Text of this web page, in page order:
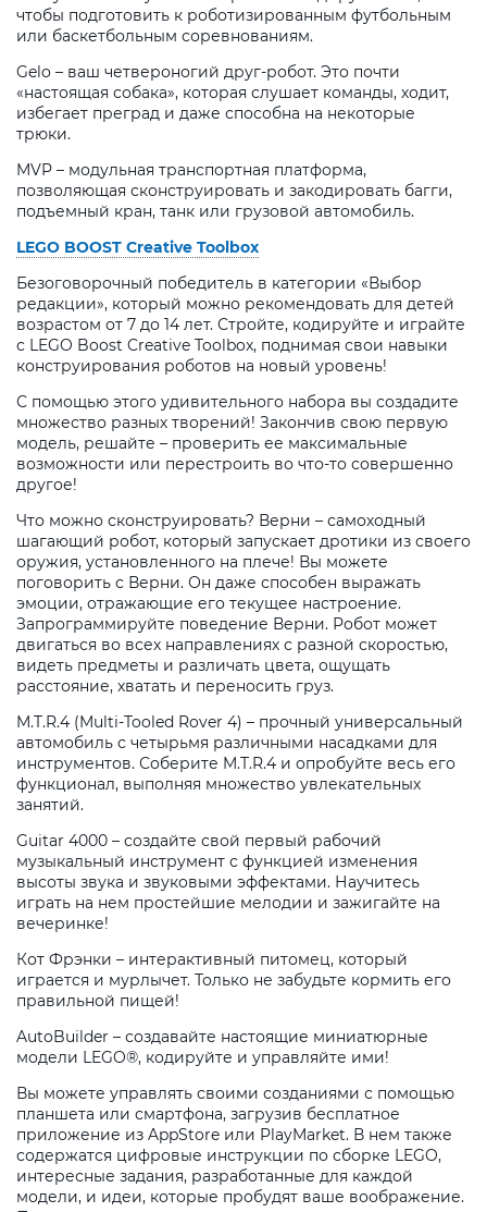
чтобы подготовить к роботизированным футбольным
или баскетбольным соревнованиям.
Gelo – ваш четвероногий друг-робот. Это почти
«настоящая собака», которая слушает команды, ходит,
избегает преград и даже способна на некоторые
трюки.
MVP – модульная транспортная платформа,
позволяющая сконструировать и закодировать багги,
подъемный кран, танк или грузовой автомобиль.
LEGO BOOST Creative Toolbox
Безоговорочный победитель в категории «Выбор
редакции», который можно рекомендовать для детей
возрастом от 7 до 14 лет. Стройте, кодируйте и играйте
с LEGO Boost Creative Toolbox, поднимая свои навыки
конструирования роботов на новый уровень!
С помощью этого удивительного набора вы создадите
множество разных творений! Закончив свою первую
модель, решайте – проверить ее максимальные
возможности или перестроить во что-то совершенно
другое!
Что можно сконструировать? Верни – самоходный
шагающий робот, который запускает дротики из своего
оружия, установленного на плече! Вы можете
поговорить с Верни. Он даже способен выражать
эмоции, отражающие его текущее настроение.
Запрограммируйте поведение Верни. Робот может
двигаться во всех направлениях с разной скоростью,
видеть предметы и различать цвета, ощущать
расстояние, хватать и переносить груз.
M.T.R.4 (Multi-Tooled Rover 4) – прочный универсальный
автомобиль с четырьмя различными насадками для
инструментов. Соберите M.T.R.4 и опробуйте весь его
функционал, выполняя множество увлекательных
занятий.
Guitar 4000 – создайте свой первый рабочий
музыкальный инструмент с функцией изменения
высоты звука и звуковыми эффектами. Научитесь
играть на нем простейшие мелодии и зажигайте на
вечеринке!
Кот Фрэнки – интерактивный питомец, который
играется и мурлычет. Только не забудьте кормить его
правильной пищей!
AutoBuilder – создавайте настоящие миниатюрные
модели LEGO®, кодируйте и управляйте ими!
Вы можете управлять своими созданиями с помощью
планшета или смартфона, загрузив бесплатное
приложение из AppStore или PlayMarket. В нем также
содержатся цифровые инструкции по сборке LEGO,
интересные задания, разработанные для каждой
модели, и идеи, которые пробудят ваше воображение.